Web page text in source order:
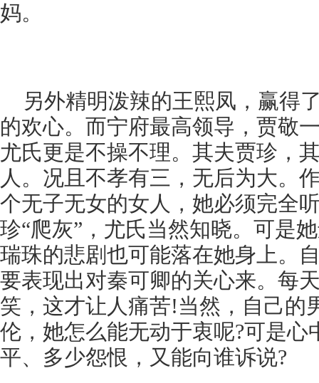
妈。
另外精明泼辣的王熙凤，赢
的欢心。而宁府最高领导，贾敬
尤氏更是不操不理。其夫贾珍，
人。况且不孝有三，无后为大。
个无子无女的女人，她必须完全
珍“爬灰”，尤氏当然知晓。可是
瑞珠的悲剧也可能落在她身上。
要表现出对秦可卿的关心来。每
笑，这才让人痛苦!当然，自己的
伦，她怎么能无动于衷呢?可是心
平、多少怨恨，又能向谁诉说?